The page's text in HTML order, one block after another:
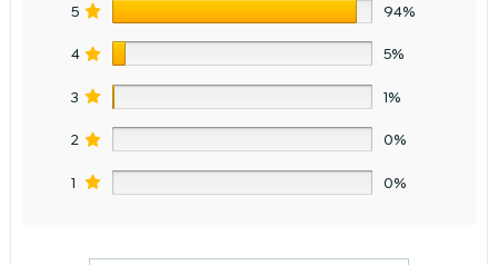
5 94%
4 5%
3 1%
2 0%
1 0%